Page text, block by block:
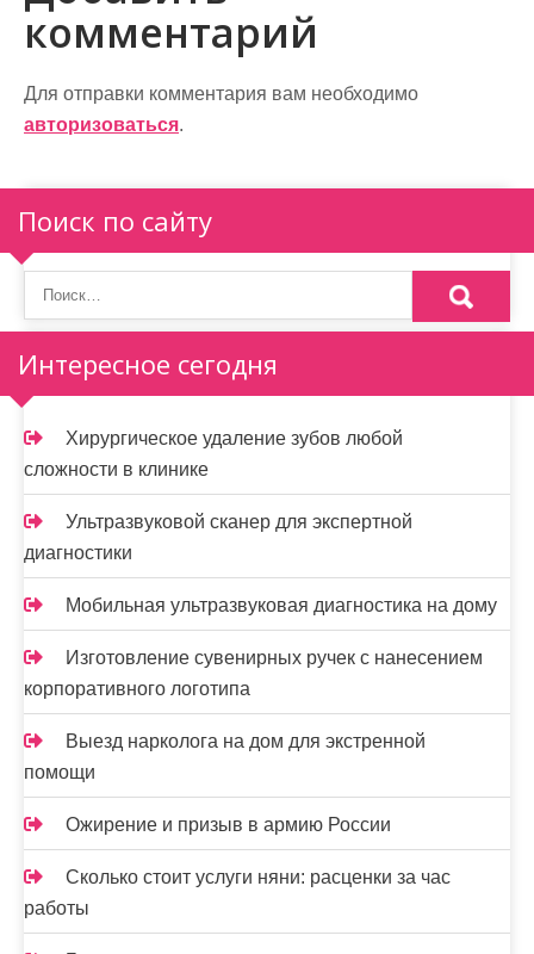
г
а
ц
я
п
о
з
а
п
и
с
я
м
комментарий
Для отправки комментария вам необходимо
авторизоваться.
Поиск по сайту
Интересное сегодня
Хирургическое удаление зубов любой
сложности в клинике
Ультразвуковой сканер для экспертной
диагностики
Мобильная ультразвуковая диагностика на дому
Изготовление сувенирных ручек с нанесением
корпоративного логотипа
Выезд нарколога на дом для экстренной
помощи
Ожирение и призыв в армию России
Сколько стоит услуги няни: расценки за час
работы